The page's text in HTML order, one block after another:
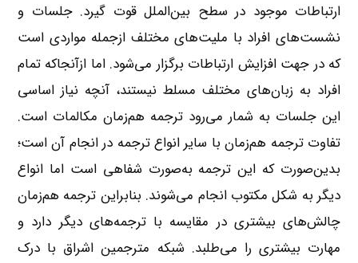
ارتباطات موجود در سطح بین‌الملل قوت گیرد. جلسات و
نشست‌های افراد با ملیت‌های مختلف ازجمله مواردی است
که در جهت افزایش ارتباطات برگزار می‌شود. اما ازآنجاکه تمام
افراد به زبان‌های مختلف مسلط نیستند، آنچه نیاز اساسی
این جلسات به شمار می‌رود ترجمه هم‌زمان مکالمات است.
تفاوت ترجمه هم‌زمان با سایر انواع ترجمه در انجام آن است؛
بدین‌صورت که این ترجمه به‌صورت شفاهی است اما انواع
دیگر به شکل مکتوب انجام می‌شوند. بنابراین ترجمه هم‌زمان
چالش‌های بیشتری در مقایسه با ترجمه‌های دیگر دارد و
مهارت بیشتری را می‌طلبد. شبکه مترجمین اشراق با درک